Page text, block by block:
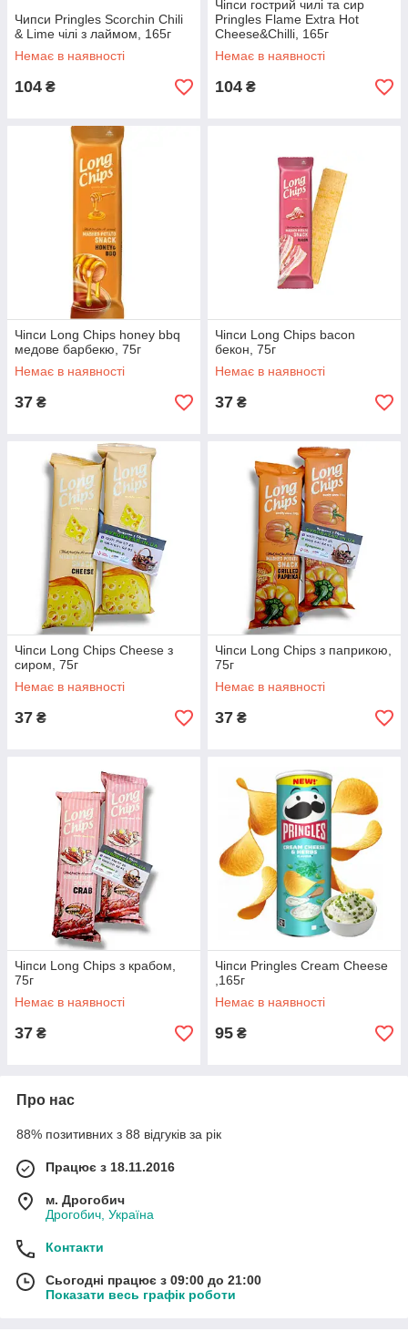
Чипси Pringles Scorchin Chili
& Lime чілі з лаймом, 165г
Немає в наявності
104 ₴
Чіпси гострий чилі та сир
Pringles Flame Extra Hot
Cheese&Chilli, 165г
Немає в наявності
104 ₴
Чіпси Long Chips honey bbq
медове барбекю, 75г
Немає в наявності
37 ₴
Чіпси Long Chips bacon
бекон, 75г
Немає в наявності
37 ₴
Чіпси Long Chips Cheese з
сиром, 75г
Немає в наявності
37 ₴
Чіпси Long Chips з паприкою,
75г
Немає в наявності
37 ₴
Чіпси Long Chips з крабом,
75г
Немає в наявності
37 ₴
Чіпси Pringles Cream Cheese
,165г
Немає в наявності
95 ₴
Про нас
88% позитивних з 88 відгуків за рік
Працює з 18.11.2016
м. Дрогобич
Дрогобич, Україна
Контакти
Сьогодні працює з 09:00 до 21:00
Показати весь графік роботи